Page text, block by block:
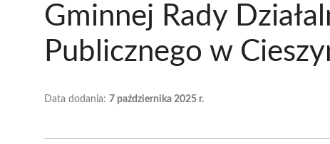
Gminnej Rady
Publicznego w
Data dodania: 7 października 2025 r.